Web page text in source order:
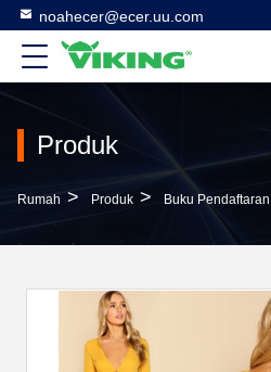
noahecer@ecer.uu.com
Produk
Rumah > Produk > Buku